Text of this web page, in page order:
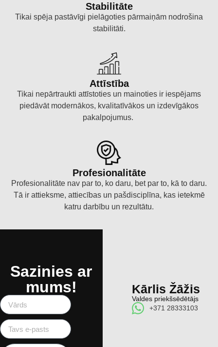
Stabilitāte
Tikai spēja pastāvīgi pielāgoties pārmaiņām nodrošina
stabilitāti.
Attīstība
Tikai nepārtraukti attīstoties un mainoties ir iespējams
piedāvāt modernākos, kvalitatīvākos un izdevīgākos
pakalpojumus.
Profesionalitāte
Profesionalitāte nav par to, ko daru, bet par to, kā to daru.
Tā ir attieksme, attiecības un pašdisciplīna, kas ietekmē
katru darbību un rezultātu.
Sazinies ar
mums!
Kārlis Žāžis
Valdes priekšsēdētājs
+371 28333103